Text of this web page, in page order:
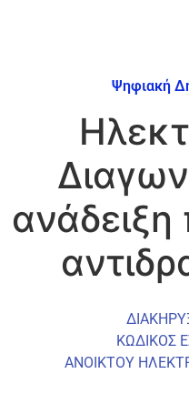
Ψηφιακή
ΚΩΔΙΚΟΣ
ΑΝΟΙΚΤΟΥ